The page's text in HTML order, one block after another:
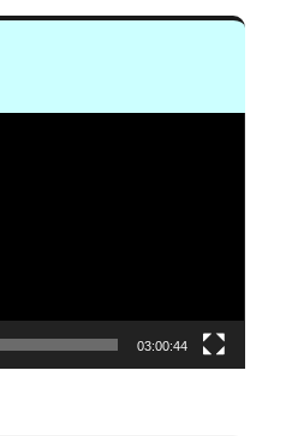
03:00:44